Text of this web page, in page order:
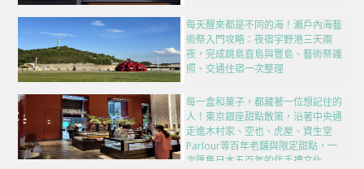
每天醒來都是不同的海！瀨戶內海藝
術祭入門攻略：夜宿宇野港三天兩
夜，完成跳島直島與豐島、藝術祭護
照、交通住宿一次整理
每一盒和菓子，都藏著一位想記住的
人！東京銀座甜點散策，沿著中央通
走進木村家、空也、虎屋、資生堂
Parlour等百年老舖與限定甜點，一
次匯集日本五百年的伴手禮文化